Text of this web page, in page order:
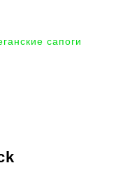
сапоги